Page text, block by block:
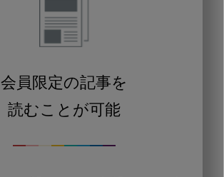
会員限定の記事を
読むことが可能